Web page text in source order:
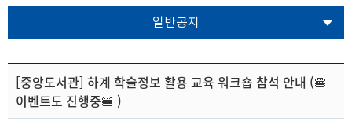
일반공지
[중앙도서관] 하계 학술정보 활용 교육 워크숍 참석 안내 (🍔
이벤트도 진행중🍔 )